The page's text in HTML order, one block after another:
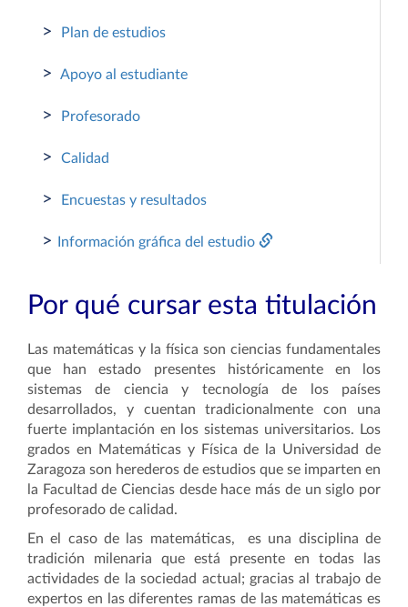
> Plan de estudios
> Apoyo al estudiante
> Profesorado
> Calidad
> Encuestas y resultados
> Información gráfica del estudio
Por qué cursar esta titulación
Las matemáticas y la física son ciencias fundamentales
que han estado presentes históricamente en los
sistemas de ciencia y tecnología de los países
desarrollados, y cuentan tradicionalmente con una
fuerte implantación en los sistemas universitarios. Los
grados en Matemáticas y Física de la Universidad de
Zaragoza son herederos de estudios que se imparten en
la Facultad de Ciencias desde hace más de un siglo por
profesorado de calidad.
En el caso de las matemáticas, es una disciplina de
tradición milenaria que está presente en todas las
actividades de la sociedad actual; gracias al trabajo de
expertos en las diferentes ramas de las matemáticas es